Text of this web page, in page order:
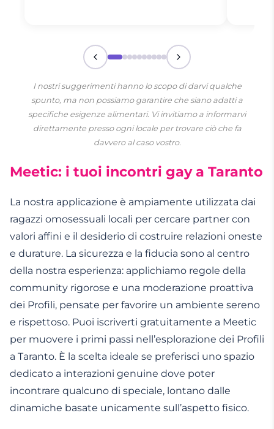
I nostri suggerimenti hanno lo scopo di darvi qualche
spunto, ma non possiamo garantire che siano adatti a
specifiche esigenze alimentari. Vi invitiamo a informarvi
direttamente presso ogni locale per trovare ciò che fa
davvero al caso vostro.
Meetic: i tuoi incontri gay a Taranto
La nostra applicazione è ampiamente utilizzata dai
ragazzi omosessuali locali per cercare partner con
valori affini e il desiderio di costruire relazioni oneste
e durature. La sicurezza e la fiducia sono al centro
della nostra esperienza: applichiamo regole della
community rigorose e una moderazione proattiva
dei Profili, pensate per favorire un ambiente sereno
e rispettoso. Puoi iscriverti gratuitamente a Meetic
per muovere i primi passi nell’esplorazione dei Profili
a Taranto. È la scelta ideale se preferisci uno spazio
dedicato a interazioni genuine dove poter
incontrare qualcuno di speciale, lontano dalle
dinamiche basate unicamente sull’aspetto fisico.